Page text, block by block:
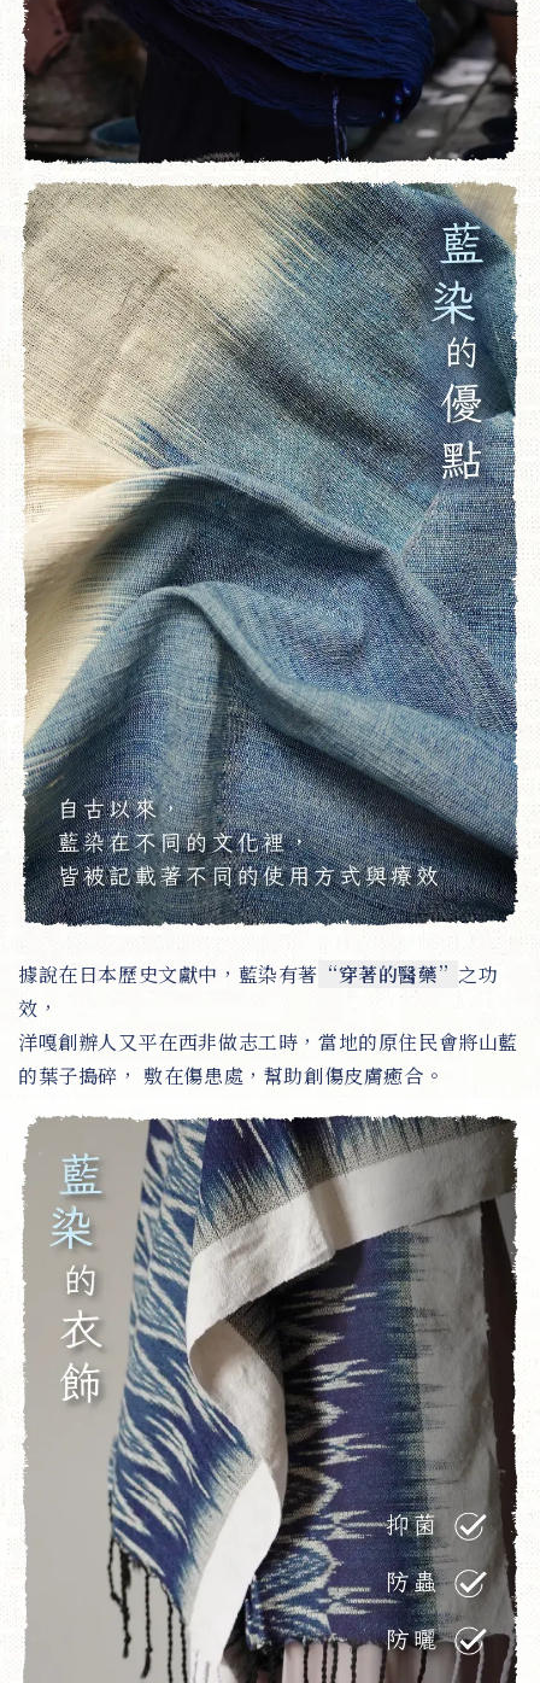
據說在日本歷史文獻中，藍染有著 “穿著的醫藥” 之功
效，
洋嘎創辦人又平在西非做志工時，當地的原住民會將山藍
的葉子搗碎， 敷在傷患處，幫助創傷皮膚癒合。